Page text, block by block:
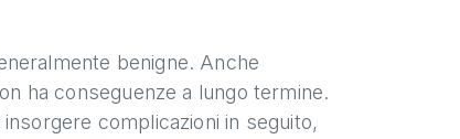
benigne. Anche
ha conseguenze a lungo termine.
complicazioni in seguito,